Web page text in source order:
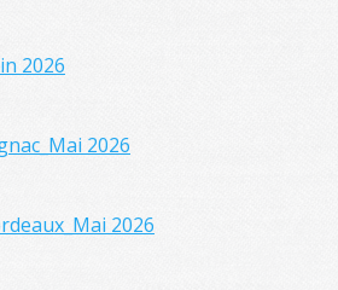
2026
2026
2026